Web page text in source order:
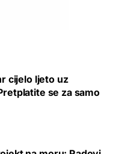
cijelo ljeto uz
se za samo